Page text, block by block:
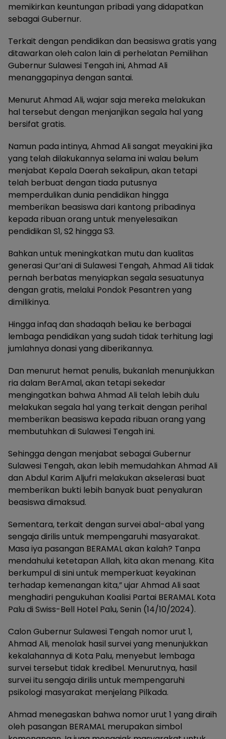
memikirkan keuntungan pribadi yang didapatkan
sebagai Gubernur.
Terkait dengan pendidikan dan beasiswa gratis yang
ditawarkan oleh calon lain di perhelatan Pemilihan
Gubernur Sulawesi Tengah ini, Ahmad Ali
menanggapinya dengan santai.
Menurut Ahmad Ali, wajar saja mereka melakukan
hal tersebut dengan menjanjikan segala hal yang
bersifat gratis.
Namun pada intinya, Ahmad Ali sangat meyakini jika
yang telah dilakukannya selama ini walau belum
menjabat Kepala Daerah sekalipun, akan tetapi
telah berbuat dengan tiada putusnya
memperdulikan dunia pendidikan hingga
memberikan beasiswa dari kantong pribadinya
kepada ribuan orang untuk menyelesaikan
pendidikan S1, S2 hingga S3.
Bahkan untuk meningkatkan mutu dan kualitas
generasi Qur’ani di Sulawesi Tengah, Ahmad Ali tidak
pernah berbatas menyiapkan segala sesuatunya
dengan gratis, melalui Pondok Pesantren yang
dimilikinya.
Hingga infaq dan shadaqah beliau ke berbagai
lembaga pendidikan yang sudah tidak terhitung lagi
jumlahnya donasi yang diberikannya.
Dan menurut hemat penulis, bukanlah menunjukkan
ria dalam BerAmal, akan tetapi sekedar
mengingatkan bahwa Ahmad Ali telah lebih dulu
melakukan segala hal yang terkait dengan perihal
memberikan beasiswa kepada ribuan orang yang
membutuhkan di Sulawesi Tengah ini.
Sehingga dengan menjabat sebagai Gubernur
Sulawesi Tengah, akan lebih memudahkan Ahmad Ali
dan Abdul Karim Aljufri melakukan akselerasi buat
memberikan bukti lebih banyak buat penyaluran
beasiswa dimaksud.
Sementara, terkait dengan survei abal-abal yang
sengaja dirilis untuk mempengaruhi masyarakat.
Masa iya pasangan BERAMAL akan kalah? Tanpa
mendahului ketetapan Allah, kita akan menang. Kita
berkumpul di sini untuk memperkuat keyakinan
terhadap kemenangan kita,” ujar Ahmad Ali saat
menghadiri pengukuhan Koalisi Partai BERAMAL Kota
Palu di Swiss-Bell Hotel Palu, Senin (14/10/2024).
Calon Gubernur Sulawesi Tengah nomor urut 1,
Ahmad Ali, menolak hasil survei yang menunjukkan
kekalahannya di Kota Palu, menyebut lembaga
survei tersebut tidak kredibel. Menurutnya, hasil
survei itu sengaja dirilis untuk mempengaruhi
psikologi masyarakat menjelang Pilkada.
Ahmad menegaskan bahwa nomor urut 1 yang diraih
oleh pasangan BERAMAL merupakan simbol